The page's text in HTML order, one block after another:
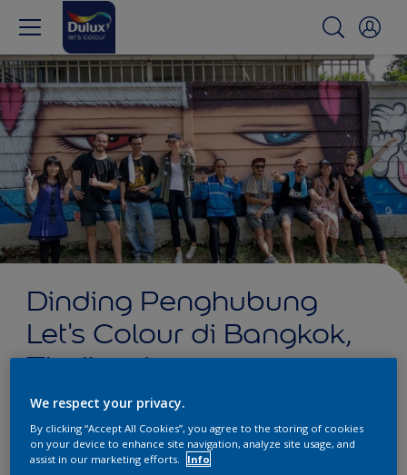
Dinding Penghubung
Let's Colour di Bangkok,
Thailand
Dinding Penghubung Let’s Colour bekerja sama
We respect your privacy.
By clicking “Accept All Cookies”, you agree to the storing of cookies
on your device to enhance site navigation, analyze site usage, and
assist in our marketing efforts.
Info